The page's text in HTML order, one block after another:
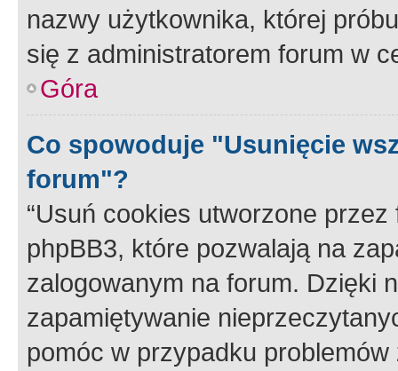
nazwy użytkownika, której
się z administratorem forum w
Góra
Co spowoduje "Usunięcie
forum"?
“Usuń cookies utworzone
phpBB3, które pozwalają na
zalogowanym na forum. Dzięki
zapamiętywanie
pomóc w przypadku